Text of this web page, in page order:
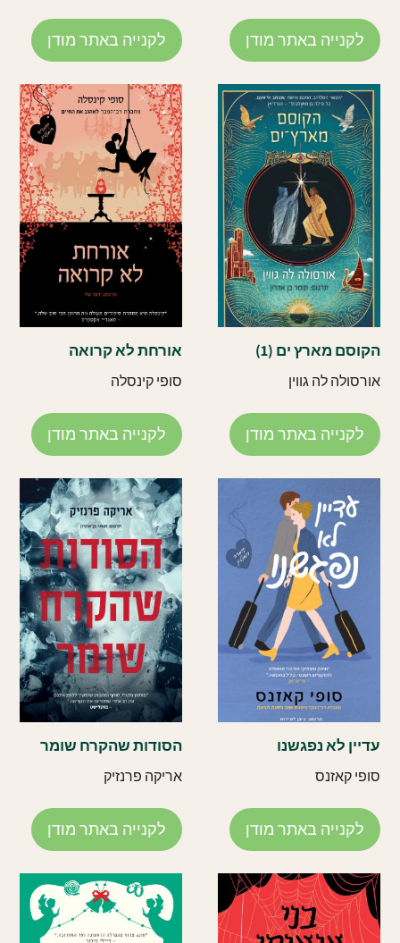
לקנייה באתר מודן לקנייה באתר מודן
הקוסם מארץ ים (1)
אורסולה לה גווין
לקנייה באתר מודן
אורחת לא קרואה
סופי קינסלה
לקנייה באתר מודן
עדיין לא נפגשנו
סופי קאזנס
לקנייה באתר מודן
הסודות שהקרח שומר
אריקה פרנזיק
לקנייה באתר מודן